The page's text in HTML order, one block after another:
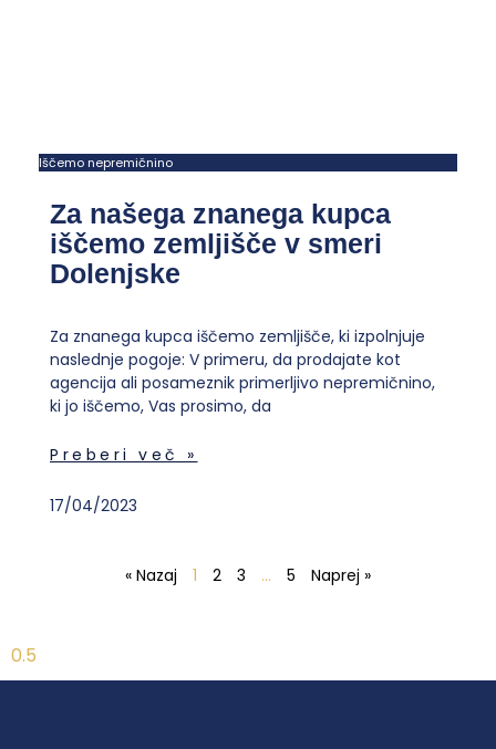
Iščemo nepremičnino
Za našega znanega kupca
iščemo zemljišče v smeri
Dolenjske
Za znanega kupca iščemo zemljišče, ki izpolnjuje
naslednje pogoje: V primeru, da prodajate kot
agencija ali posameznik primerljivo nepremičnino,
ki jo iščemo, Vas prosimo, da
Preberi več »
17/04/2023
« Nazaj 1 2 3 … 5 Naprej »